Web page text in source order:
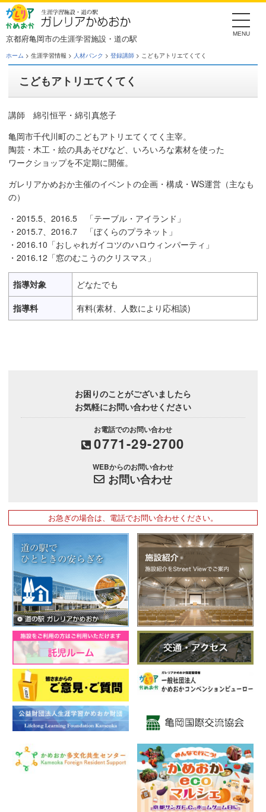
Skip
to
the
content
京都府亀岡市の生涯学習施設・道の駅
ホーム > 生涯学習情報 > 人材バンク > 登録講師 > こどもアトリエてくてく
こどもアトリエてくてく
講師 綿引恒平・綿引真悠子
亀岡市千代川町のこどもアトリエてくてく主宰。
陶芸・木工・絵の具あそびなど、いろいろな素材を使った
ワークショップを不定期に開催。
ガレリアかめおか主催のイベントの企画・構成・WS運営（主なも
の）
・2015.5、2016.5 「テーブル・アイランド」
・2015.7、2016.7 「ぼくらのプラネット」
・2016.10「おしゃれガイコツのハロウィンパーティ」
・2016.12「窓のむこうのクリスマス」
指導対象
どなたでも
指導料
有料(素材、人数により応相談)
お困りのことがございましたら
お気軽にお問い合わせください
お電話でのお問い合わせ
0771-29-2700
WEBからのお問い合わせ
お問い合わせ
お急ぎの場合は、電話でお問い合わせください。